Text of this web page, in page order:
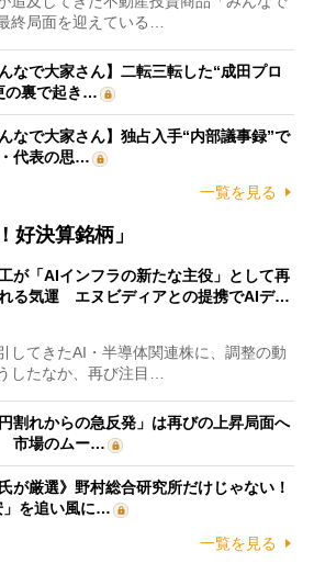
終局面を迎えている…
なで大家さん】二転三転した“成田プロ
の裏で起き…
なで大家さん】独占入手“内部議事録”で
代表の思…
一覧を見る
好決算銘柄」
が「AIインフラの新たな主役」として再
る気運 エヌビディアとの提携でAIデ…
てきたAI・半導体関連株に、調整の動
したなか、再び注目…
割れからの急反発」は再びの上昇局面へ
市場のムー…
が厳選》野村総合研究所だけじゃない！
」を追い風に…
一覧を見る